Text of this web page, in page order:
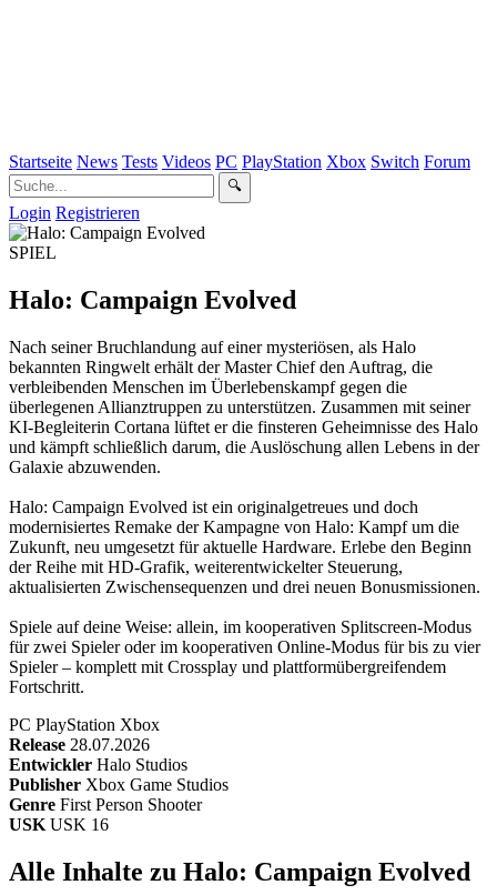
Startseite News Tests Videos PC PlayStation Xbox Switch Forum
🔍
Login Registrieren
SPIEL
Halo: Campaign Evolved
Nach seiner Bruchlandung auf einer mysteriösen, als Halo
bekannten Ringwelt erhält der Master Chief den Auftrag, die
verbleibenden Menschen im Überlebenskampf gegen die
überlegenen Allianztruppen zu unterstützen. Zusammen mit seiner
KI-Begleiterin Cortana lüftet er die finsteren Geheimnisse des Halo
und kämpft schließlich darum, die Auslöschung allen Lebens in der
Galaxie abzuwenden.
Halo: Campaign Evolved ist ein originalgetreues und doch
modernisiertes Remake der Kampagne von Halo: Kampf um die
Zukunft, neu umgesetzt für aktuelle Hardware. Erlebe den Beginn
der Reihe mit HD-Grafik, weiterentwickelter Steuerung,
aktualisierten Zwischensequenzen und drei neuen Bonusmissionen.
Spiele auf deine Weise: allein, im kooperativen Splitscreen-Modus
für zwei Spieler oder im kooperativen Online-Modus für bis zu vier
Spieler – komplett mit Crossplay und plattformübergreifendem
Fortschritt.
PC PlayStation Xbox
Release 28.07.2026
Entwickler Halo Studios
Publisher Xbox Game Studios
Genre First Person Shooter
USK USK 16
Alle Inhalte zu Halo: Campaign Evolved